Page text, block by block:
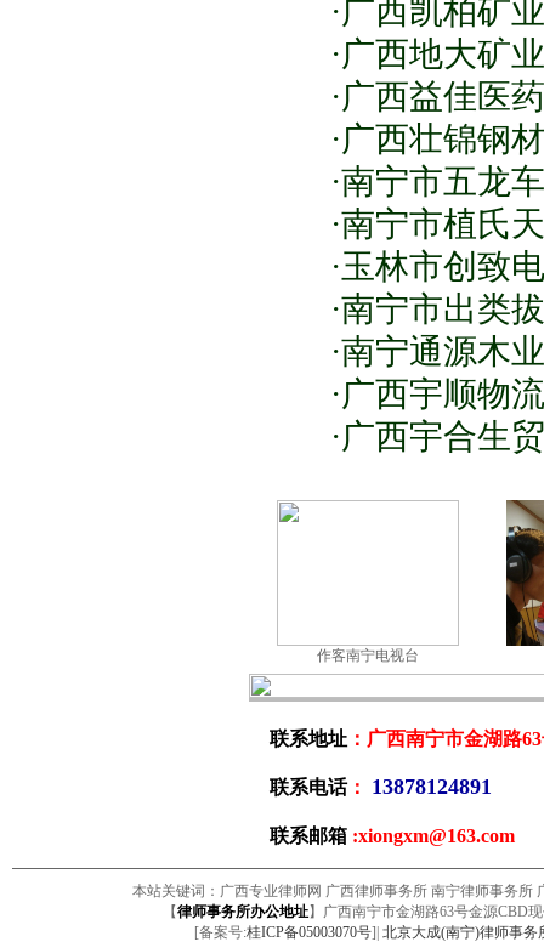
·广西凯柏矿业
·广西地大矿业
·广西益佳医药
·广西壮锦钢材
·南宁市五龙车
·南宁市植氏天
·玉林市创致电
·南宁市出类拔
·南宁通源木业
·广西宇顺物流
·广西宇合生贸
作客南宁电视台
联系地址：广西南宁市金湖路
联系电话：
联系邮箱:xiongxm@163.com
本站关键词：广西专业律师网 广西律师事务所 南宁律师事务
【律师事务所办公地址】广西南宁市金湖路63号金源CBD
[备案号:桂ICP备05003070号]| 北京大成(南宁)律师事务